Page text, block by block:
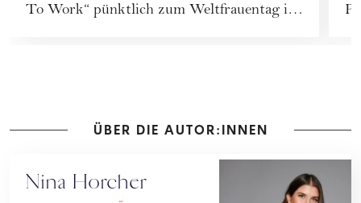
To Work“ pünktlich zum Weltfrauentag in
ÜBER DIE AUTOR:INNEN
Nina Horcher